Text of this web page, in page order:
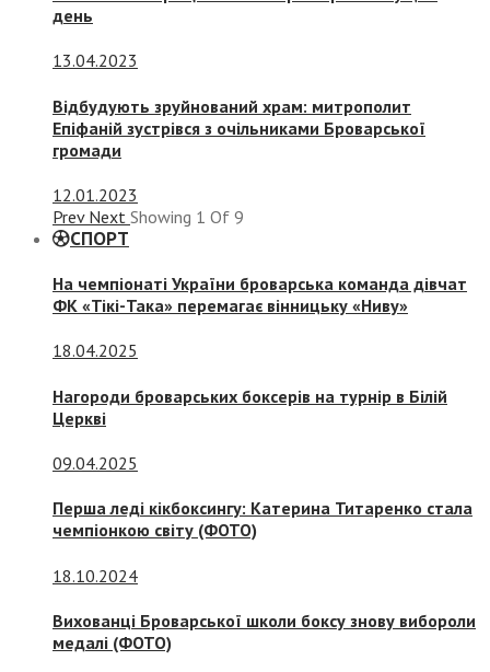
день
13.04.2023
Відбудують зруйнований храм: митрополит
Епіфаній зустрівся з очільниками Броварської
громади
12.01.2023
Prev Next Showing 1 Of 9
СПОРТ
На чемпіонаті України броварська команда дівчат
ФК «Тікі-Така» перемагає вінницьку «Ниву»
18.04.2025
Нагороди броварських боксерів на турнір в Білій
Церкві
09.04.2025
Перша леді кікбоксингу: Катерина Титаренко стала
чемпіонкою світу (ФОТО)
18.10.2024
Вихованці Броварської школи боксу знову вибороли
медалі (ФОТО)